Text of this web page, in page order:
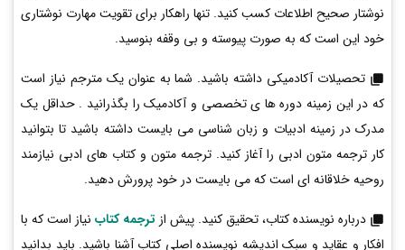
نوشتار صحیح اطلاعات کسب کنید. تنها راهکار برای تقویت مهارت نوشتاری
خود این است که به صورت پیوسته و بی وقفه بنوسید.
تحصیلات آکادمیکی داشته باشید. شما به عنوان یک مترجم نیاز است
که در این زمینه دوره ها ی تخصصی و آکادمیک را بگذرانید . حداقل یک
مدرک در زمینه ادبیات و زبان شناسی می بایست داشته باشید تا بتوانید
کار ترجمه متون ادبی را آغاز کنید. ترجمه متون و کتاب های ادبی نیازمند
روحیه خلاقانه ای است که می بایست در خود پرورش دهید.
درباره نویسنده کتاب، تحقیق کنید. پیش از ترجمه کتاب نیاز است که با
افکار و عقاید و سبک اندیشه نویسنده اصلی کتاب آشنا باشید. باید بدانید